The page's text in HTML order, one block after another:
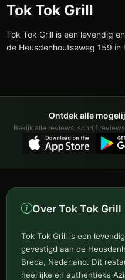
Tok Tok Grill
Tok Tok Grill is een levendig
de Heusdenhoutseweg 159 in
Ontdek alle
Bekijk alle reviews, schrijf
Over Tok Tok Grill
Tok Tok Grill is een
gevestigd aan de
Breda, Nederland. Dit
heerlijke en authentieke